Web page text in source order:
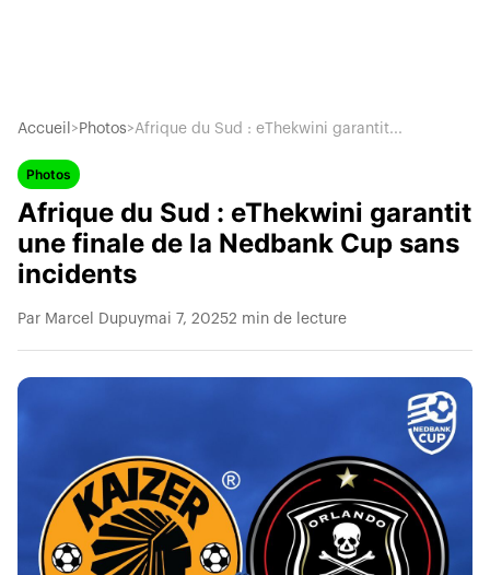
Accueil > Photos>Afrique du Sud : eThekwini garantit...
Photos
Afrique du Sud : eThekwini garantit
une finale de la Nedbank Cup sans
incidents
Par Marcel Dupuymai 7, 20252 min de lecture